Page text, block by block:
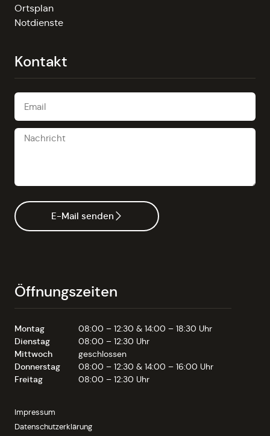
Ortsplan
Notdienste
Kontakt
E-Mail senden
Öffnungszeiten
Montag
08:00 – 12:30 & 14:00 – 18:30 Uhr
Dienstag
08:00 – 12:30 Uhr
Mittwoch
geschlossen
Donnerstag
08:00 – 12:30 & 14:00 – 16:00 Uhr
Freitag
08:00 – 12:30 Uhr
Impressum
Datenschutzerklärung